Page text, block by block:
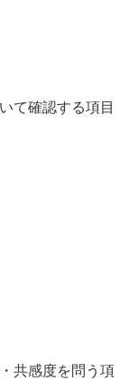
て確認する項目
共感度を問う項